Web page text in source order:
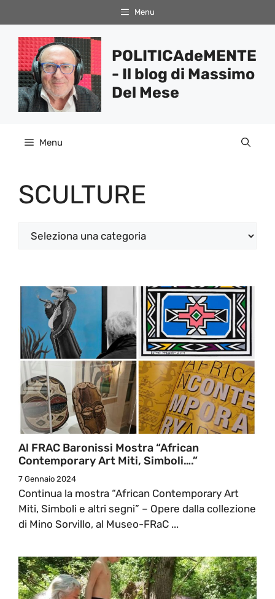
al
contenuto
Menu
POLITICAdeMENTE
- Il blog di Massimo
Del Mese
Menu
SCULTURE
Categorie
Al FRAC Baronissi Mostra “African
Contemporary Art Miti, Simboli….”
7 Gennaio 2024
Continua la mostra “African Contemporary Art
Miti, Simboli e altri segni” – Opere dalla collezione
di Mino Sorvillo, al Museo-FRaC ...